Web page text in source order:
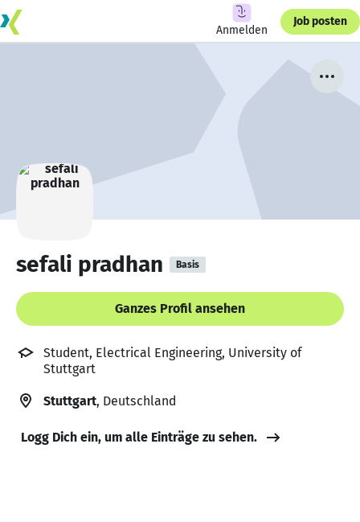
Anmelden
Job posten
sefali pradhan Basis
Ganzes Profil ansehen
Student, Electrical Engineering, University of
Stuttgart
Stuttgart, Deutschland
Logg Dich ein, um alle Einträge zu sehen.